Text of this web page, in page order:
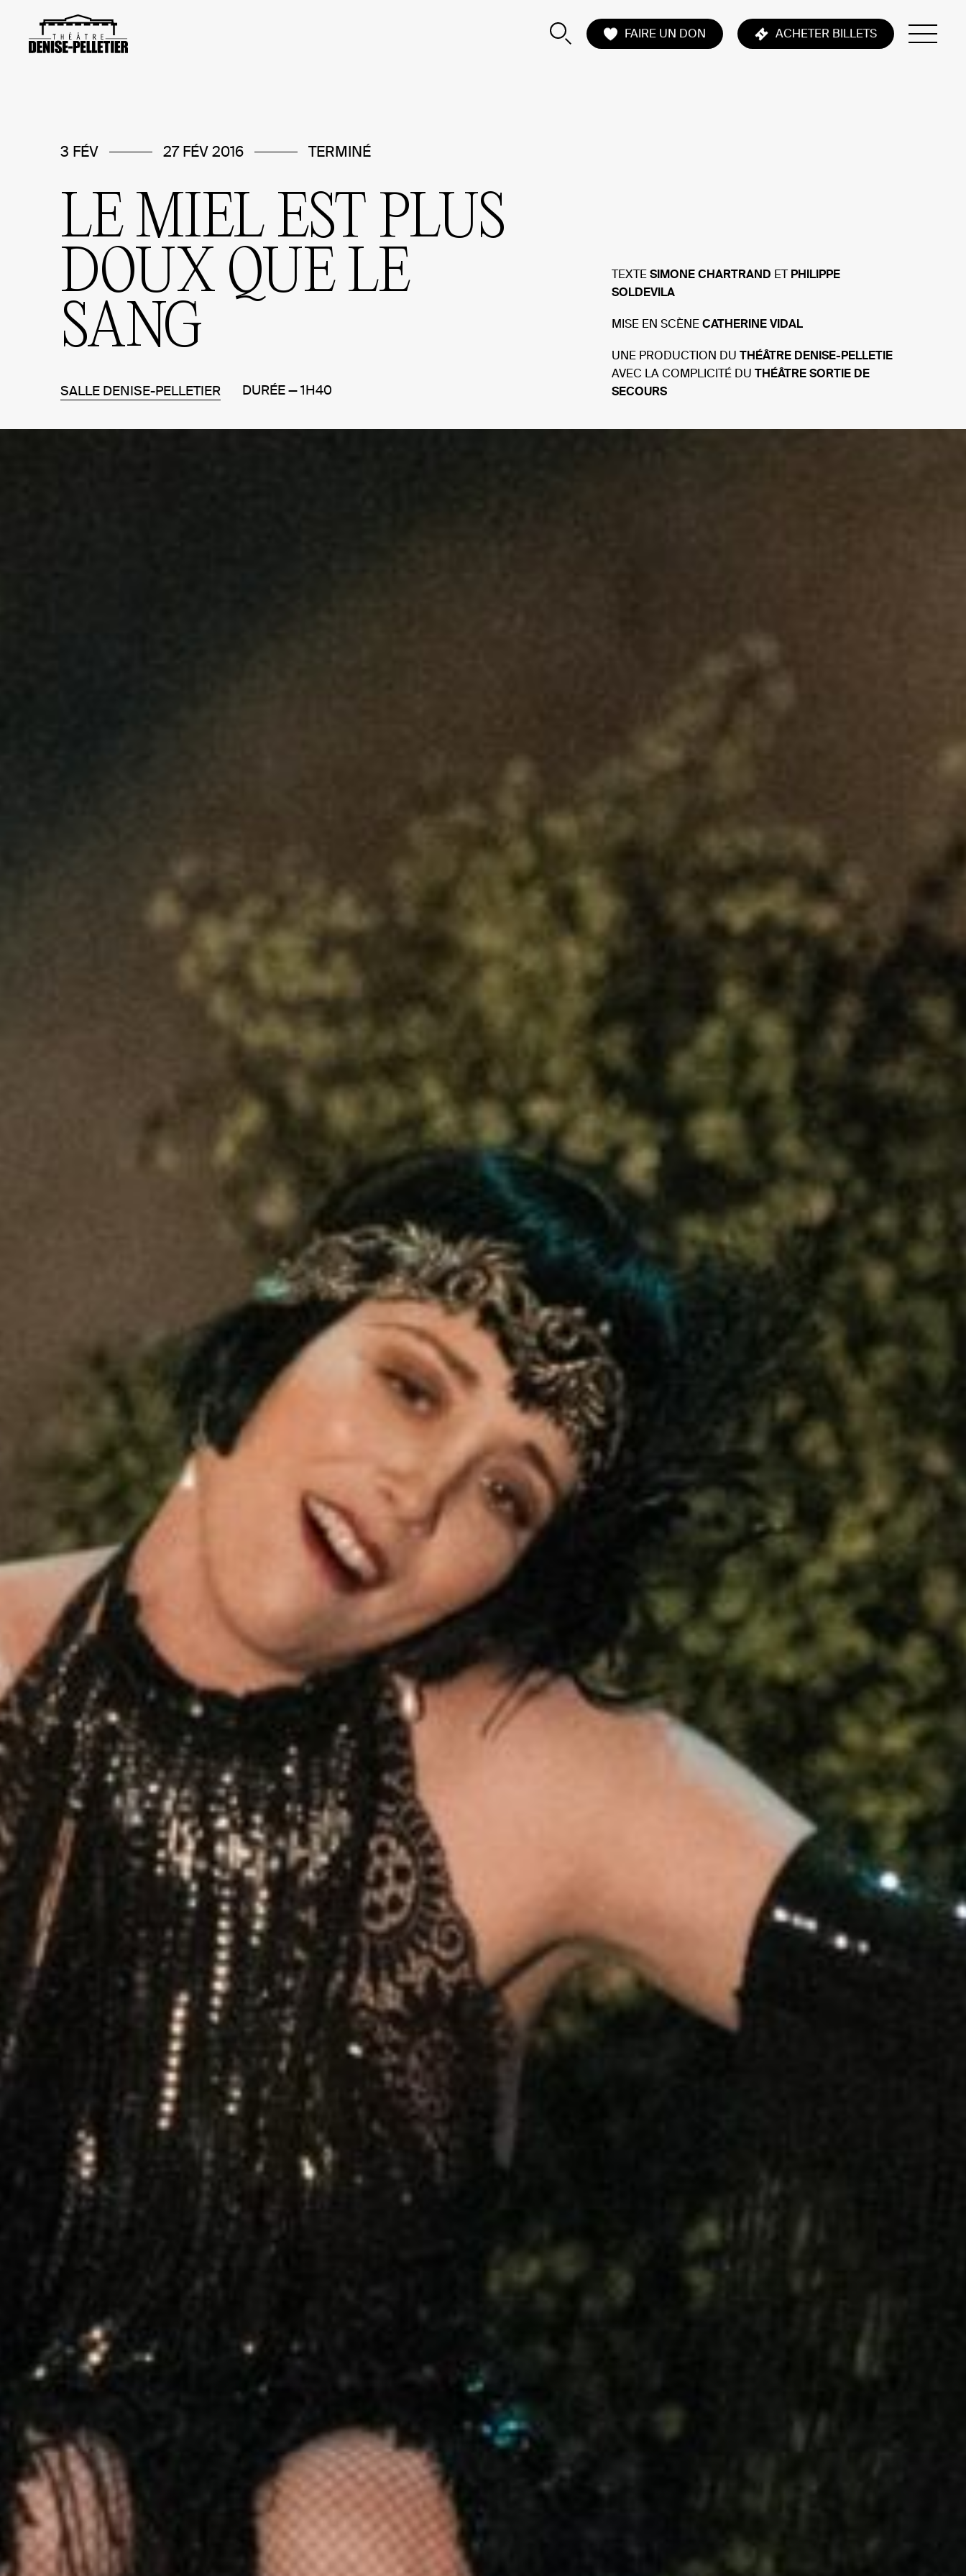
FAIRE UN DON ACHETER BILLETS
LE MIEL EST PLUS
DOUX QUE LE
SANG
3 FÉV 27 FÉV 2016 TERMINÉ
SALLE DENISE-PELLETIER DURÉE — 1H40
TEXTE SIMONE CHARTRAND ET PHILIPPE
SOLDEVILA
MISE EN SCÈNE CATHERINE VIDAL
UNE PRODUCTION DU THÉÂTRE DENISE-PELLETIE
AVEC LA COMPLICITÉ DU THÉÂTRE SORTIE DE
SECOURS